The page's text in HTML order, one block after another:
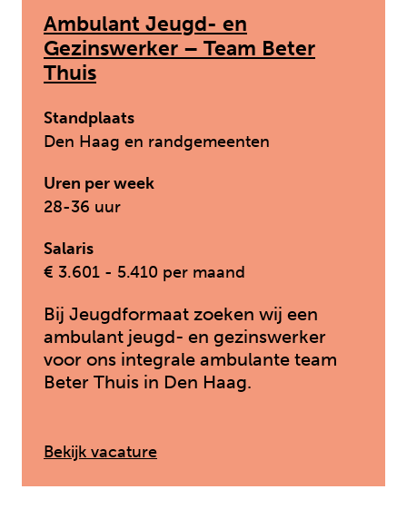
Ambulant Jeugd- en
Gezinswerker – Team Beter
Thuis
Standplaats
Den Haag en randgemeenten
Uren per week
28-36 uur
Salaris
€ 3.601 - 5.410 per maand
Bij Jeugdformaat zoeken wij een
ambulant jeugd- en gezinswerker
voor ons integrale ambulante team
Beter Thuis in Den Haag.
Bekijk vacature: Ambulant Jeugd- en